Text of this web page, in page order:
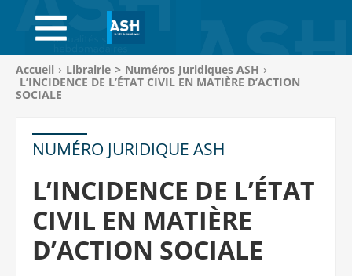
ACCUEIL
ABONNEMENTS
ACHAT AU NUMÉRO
ANNONCES
CV-THÈQUE
Vous
êtes
ici
Accueil Librairie > Numéros Juridiques ASH
L’INCIDENCE DE L’ÉTAT CIVIL EN MATIÈRE D’ACTION
SOCIALE
NUMÉRO JURIDIQUE ASH
L’INCIDENCE DE L’ÉTAT
CIVIL EN MATIÈRE
D’ACTION SOCIALE